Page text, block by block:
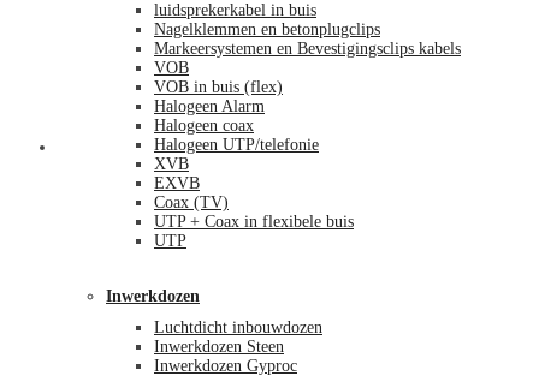
Mijn account
luidsprekerkabel in buis
Nagelklemmen en betonplugclips
Markeersystemen en Bevestigingsclips kabels
VOB
VOB in buis (flex)
Halogeen Alarm
Halogeen coax
Halogeen UTP/telefonie
XVB
EXVB
Coax (TV)
UTP + Coax in flexibele buis
UTP
Inwerkdozen
Luchtdicht inbouwdozen
Inwerkdozen Steen
Inwerkdozen Gyproc